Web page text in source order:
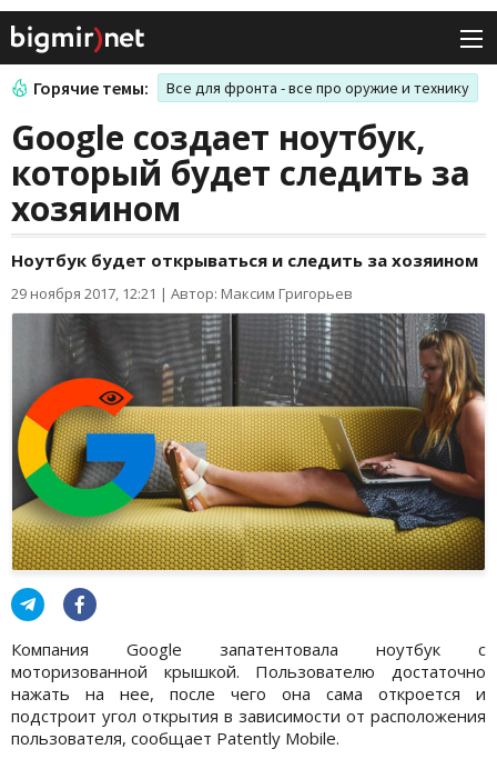
Горячие темы: Все для фронта - все про оружие и технику
Google создает ноутбук,
который будет следить за
хозяином
Ноутбук будет открываться и следить за хозяином
29 ноября 2017, 12:21 | Автор: Максим Григорьев
Компания Google запатентовала ноутбук с
моторизованной крышкой. Пользователю достаточно
нажать на нее, после чего она сама откроется и
подстроит угол открытия в зависимости от расположения
пользователя, сообщает Patently Mobile.